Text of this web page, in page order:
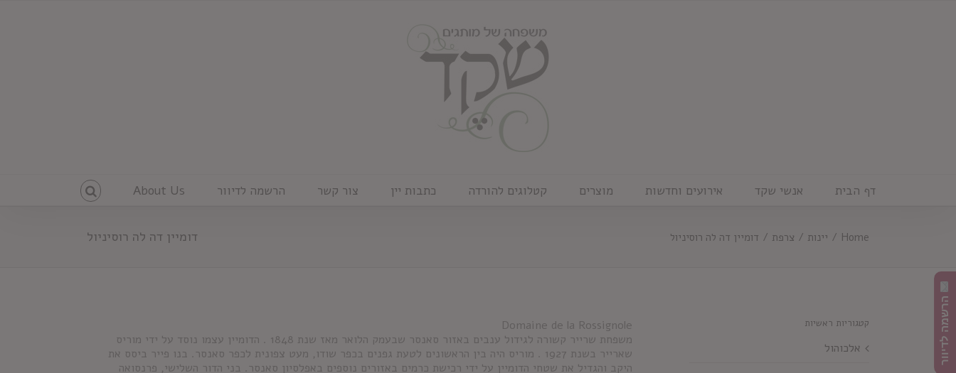
דף הבית אנשי שקד אירועים וחדשות מוצרים קטלוגים להורדה כתבות יין צור קשר הרשמה לדיוור About Us
דומיין דה לה רוסיניול Home
/ יינות / צרפת / דומיין דה לה רוסיניול
Domaine de la Rossignole
משפחת שרייר קשורה לגידול ענבים באזור סאנסר שבעמק הלואר מאז שנת 1848 . הדומיין עצמו נוסד על ידי מוריס
שארייר בשנת 1927 . מוריס היה בין הראשונים לטעת גפנים בכפר שודו, מעט צפונית לכפר סאנסר. בנו פייר ביסס את
היקב והגדיל את שטחי הדומיין על ידי רכישת כרמים באזורים נוספים באפלסיון סאנסר. בני הדור השלישי, פרנסואה
קטגוריות ראשיות
אלכוהול
הרשמה לדיוור